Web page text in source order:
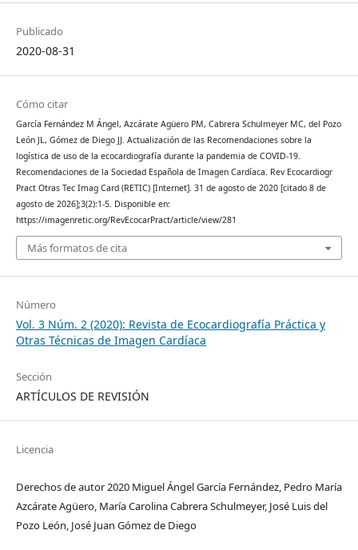
Publicado
2020-08-31
Cómo citar
García Fernández M Ángel, Azcárate Agüero PM, Cabrera Schulmeyer MC, del Pozo
León JL, Gómez de Diego JJ. Actualización de las Recomendaciones sobre la
logística de uso de la ecocardiografía durante la pandemia de COVID-19.
Recomendaciones de la Sociedad Española de Imagen Cardíaca. Rev Ecocardiogr
Pract Otras Tec Imag Card (RETIC) [Internet]. 31 de agosto de 2020 [citado 8 de
agosto de 2026];3(2):1-5. Disponible en:
https://imagenretic.org/RevEcocarPract/article/view/281
Más formatos de cita
Número
Vol. 3 Núm. 2 (2020): Revista de Ecocardiografía Práctica y
Otras Técnicas de Imagen Cardíaca
Sección
ARTÍCULOS DE REVISIÓN
Licencia
Derechos de autor 2020 Miguel Ángel García Fernández, Pedro María
Azcárate Agüero, María Carolina Cabrera Schulmeyer, José Luis del
Pozo León, José Juan Gómez de Diego